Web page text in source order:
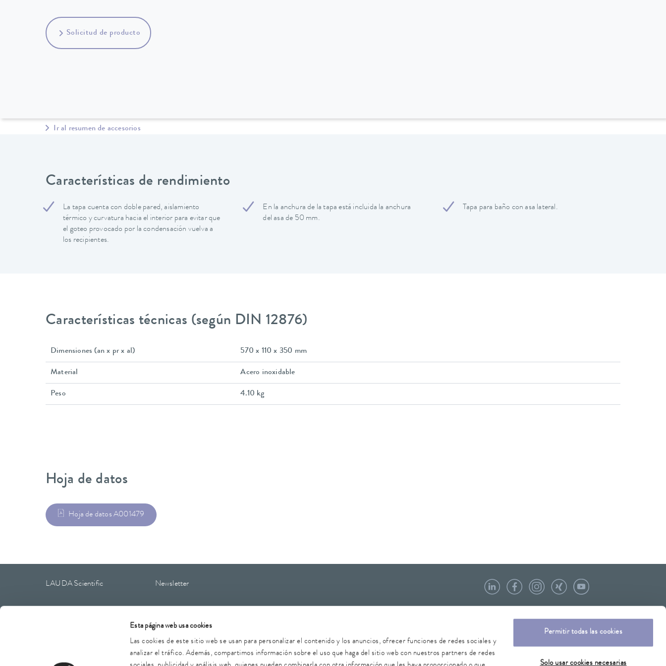
Esta página web usa cookies
Las cookies de este sitio web se usan para personalizar el contenido y los anuncios, ofrecer funciones de redes sociales y
analizar el tráfico. Además, compartimos información sobre el uso que haga del sitio web con nuestros partners de redes
Permitir todas las cookies
Solo usar cookies necesarias
Solicitud de producto
Ir al resumen de accesorios
Características de rendimiento
La tapa cuenta con doble pared, aislamiento
térmico y curvatura hacia el interior para evitar que
el goteo provocado por la condensación vuelva a
los recipientes.
En la anchura de la tapa está incluida la anchura
del asa de 50 mm.
Tapa para baño con asa lateral.
Características técnicas (según DIN 12876)
Dimensiones (an x pr x al) 570 x 110 x 350 mm
Material Acero inoxidable
Peso 4.10 kg
Hoja de datos
Hoja de datos A001479
LAUDA Scientific Newsletter
Condiciones de garantía Protección de datos Denunciante Seguridad Mapa del sitio